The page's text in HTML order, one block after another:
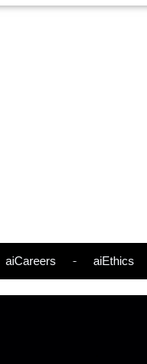
aiCareers aiEthics